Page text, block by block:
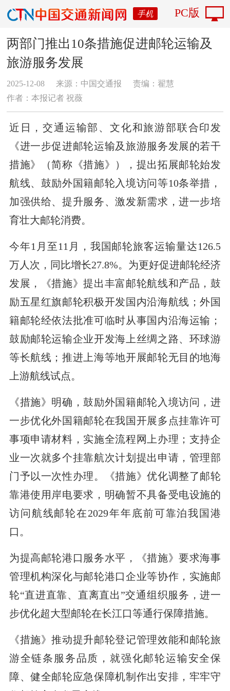
手机 PC版
两部门推出10条措施促进邮轮运输及
旅游服务发展
2025-12-08 来源：中国交通报
责编：翟慧
作者：本报记者 祝薇
近日，交通运输部、文化和旅游部联合印发
《进一步促进邮轮运输及旅游服务发展的若干
措施》（简称《措施》），提出拓展邮轮始发
航线、鼓励外国籍邮轮入境访问等10条举措，
加强供给、提升服务、激发新需求，进一步培
育壮大邮轮消费。
今年1月至11月，我国邮轮旅客运输量达126.5
万人次，同比增长27.8%。为更好促进邮轮经济
发展，《措施》提出丰富邮轮航线和产品，鼓
励五星红旗邮轮积极开发国内沿海航线；外国
籍邮轮经依法批准可临时从事国内沿海运输；
鼓励邮轮运输企业开发海上丝绸之路、环球游
等长航线；推进上海等地开展邮轮无目的地海
上游航线试点。
《措施》明确，鼓励外国籍邮轮入境访问，进
一步优化外国籍邮轮在我国开展多点挂靠许可
事项申请材料，实施全流程网上办理；支持企
业一次就多个挂靠航次计划提出申请，管理部
门予以一次性办理。《措施》优化调整了邮轮
靠港使用岸电要求，明确暂不具备受电设施的
访问航线邮轮在2029年年底前可靠泊我国港
口。
为提高邮轮港口服务水平，《措施》要求海事
管理机构深化与邮轮港口企业等协作，实施邮
轮“直进直靠、直离直出”交通组织服务，进一
步优化超大型邮轮在长江口等通行保障措施。
《措施》推动提升邮轮登记管理效能和邮轮旅
游全链条服务品质，就强化邮轮运输安全保
障、健全邮轮应急保障机制作出安排，牢牢守